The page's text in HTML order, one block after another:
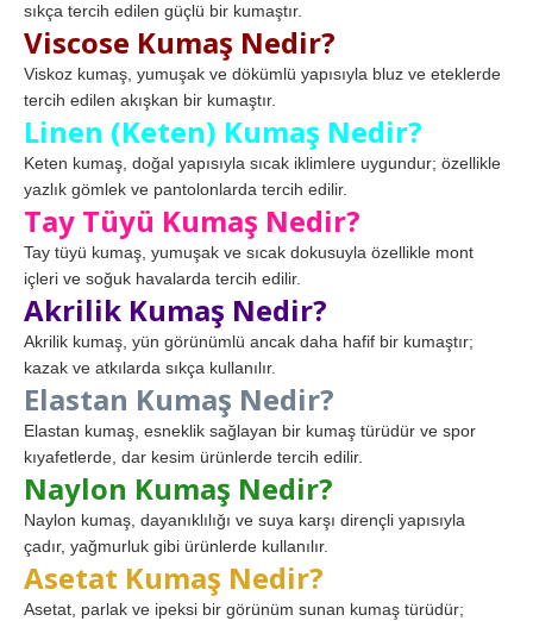
sıkça tercih edilen güçlü bir kumaştır.
Viscose Kumaş Nedir?
Viskoz kumaş, yumuşak ve dökümlü yapısıyla bluz ve eteklerde
tercih edilen akışkan bir kumaştır.
Linen (Keten) Kumaş Nedir?
Keten kumaş, doğal yapısıyla sıcak iklimlere uygundur; özellikle
yazlık gömlek ve pantolonlarda tercih edilir.
Tay Tüyü Kumaş Nedir?
Tay tüyü kumaş, yumuşak ve sıcak dokusuyla özellikle mont
içleri ve soğuk havalarda tercih edilir.
Akrilik Kumaş Nedir?
Akrilik kumaş, yün görünümlü ancak daha hafif bir kumaştır;
kazak ve atkılarda sıkça kullanılır.
Elastan Kumaş Nedir?
Elastan kumaş, esneklik sağlayan bir kumaş türüdür ve spor
kıyafetlerde, dar kesim ürünlerde tercih edilir.
Naylon Kumaş Nedir?
Naylon kumaş, dayanıklılığı ve suya karşı dirençli yapısıyla
çadır, yağmurluk gibi ürünlerde kullanılır.
Asetat Kumaş Nedir?
Asetat, parlak ve ipeksi bir görünüm sunan kumaş türüdür;